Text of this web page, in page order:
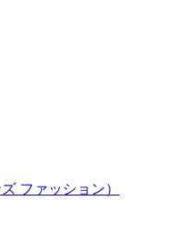
ファッション）